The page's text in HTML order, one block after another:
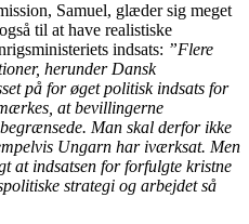
Samuel, glæder sig meget
til at have realistiske
indsats: ”Flere
herunder Dansk
på for øget politisk indsats for
at bevillingerne
Man skal derfor ikke
Ungarn har iværksat. Men
at indsatsen for forfulgte kristne
strategi og arbejdet så